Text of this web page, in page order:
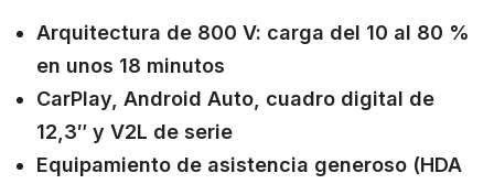
Arquitectura de 800 V: carga del 10 al 80 %
en unos 18 minutos
CarPlay, Android Auto, cuadro digital de
12,3″ y V2L de serie
Equipamiento de asistencia generoso (HDA